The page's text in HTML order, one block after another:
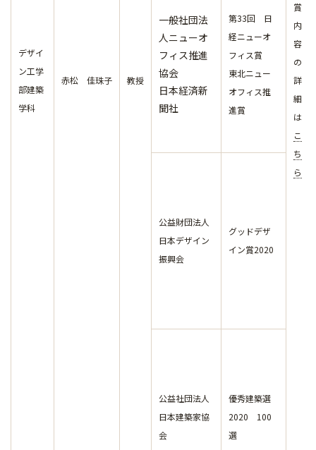
デザイ
ン工学
部建築
学科
赤松 佳珠子 教授
賞
内
容
の
詳
細
は
こ
ち
ら
一般社団法
人ニューオ
フィス推進
協会
日本経済新
聞社
第33回 日
経ニューオ
フィス賞
東北ニュー
オフィス推
進賞
公益財団法人
日本デザイン
振興会
グッドデザ
イン賞2020
公益社団法人
日本建築家協
会
優秀建築選
2020 100
選